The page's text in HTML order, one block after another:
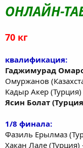
ОНЛАЙН-
70 кг
квалификация:
Гаджимурад
Омуржанов
Кадыр Акер (Турция)
Ясин Болат
1/8 финала:
Фазиль Ерылмаз
Хакан Лале (Турция)